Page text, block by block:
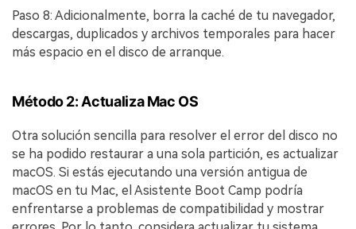
Paso 8: Adicionalmente, borra la caché de tu navegador,
descargas, duplicados y archivos temporales para hacer
más espacio en el disco de arranque.
Método 2: Actualiza Mac OS󠀲󠀡󠀩󠀣󠀡󠀢󠀩󠀥󠀥󠀳
Otra solución sencilla para resolver el error del disco no
se ha podido restaurar a una sola partición, es actualizar
macOS.󠀲󠀡󠀩󠀣󠀡󠀣󠀠󠀠󠀢󠀳󠀰 Si estás ejecutando una versión antigua de
macOS en tu Mac, el Asistente Boot Camp podría
enfrentarse a problemas de compatibilidad y mostrar